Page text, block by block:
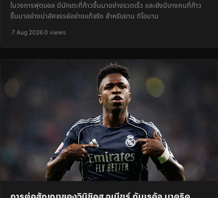
ในวงการฟุตบอล มีนักเตะที่ก้าวขึ้นมาอย่างรวดเร็ว และยังมีบางคนที่ก้าว
ขึ้นมาอย่างน่าอัศจรรย์อย่างแท้จริง สำหรับยาน ดิโอมาน
·7 Aug 2026·0 views